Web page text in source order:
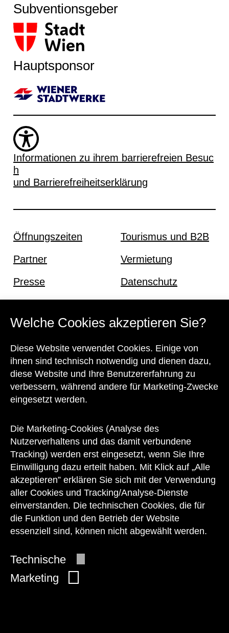
Welche Cookies akzeptieren Sie?
Diese Website verwendet Cookies. Einige von
ihnen sind technisch notwendig und dienen dazu,
diese Website und Ihre Benutzererfahrung zu
verbessern, während andere für Marketing-Zwecke
eingesetzt werden.
Die Marketing-Cookies (Analyse des
Nutzerverhaltens und das damit verbundene
Tracking) werden erst eingesetzt, wenn Sie Ihre
Einwilligung dazu erteilt haben. Mit Klick auf „Alle
akzeptieren” erklären Sie sich mit der Verwendung
aller Cookies und Tracking/Analyse-Dienste
einverstanden. Die technischen Cookies, die für
die Funktion und den Betrieb der Website
essenziell sind, können nicht abgewählt werden.
Technische
Marketing
Subventionsgeber
Hauptsponsor
Informationen zu ihrem barrierefreien Besuc
h
und Barrierefreiheitserklärung
Öffnungszeiten
Partner
Presse
Tourismus und B2B
Vermietung
Datenschutz
Kontakt
zu den Öffnungszeiten des Museums
auch telefonisch zur Verfügung:
+43 1 505 87 47 85173
service@wienmuseum.at